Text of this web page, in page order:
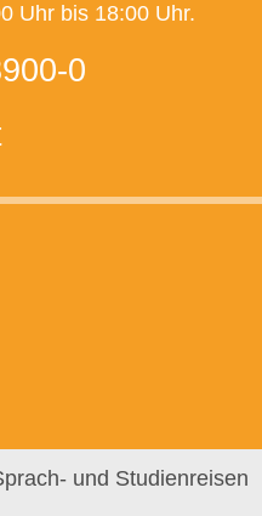
Uhr bis 18:00 Uhr.
0
und Studienreisen